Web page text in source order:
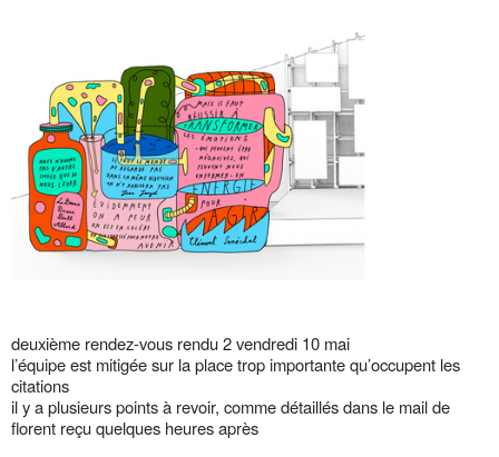
deuxième rendez-vous rendu 2 vendredi 10 mai
l’équipe est mitigée sur la place trop importante qu’occupent les
citations
il y a plusieurs points à revoir, comme détaillés dans le mail de
florent reçu quelques heures après